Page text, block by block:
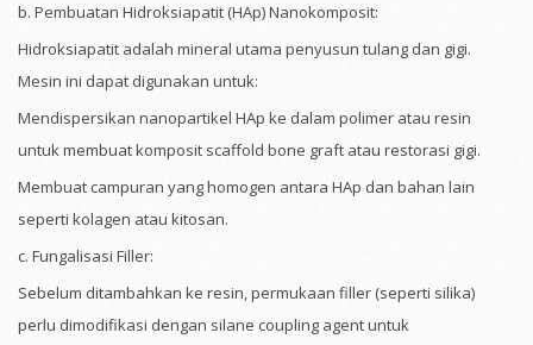
b. Pembuatan Hidroksiapatit (HAp) Nanokomposit:
Hidroksiapatit adalah mineral utama penyusun tulang dan gigi.
Mesin ini dapat digunakan untuk:
Mendispersikan nanopartikel HAp ke dalam polimer atau resin
untuk membuat komposit scaffold bone graft atau restorasi gigi.
Membuat campuran yang homogen antara HAp dan bahan lain
seperti kolagen atau kitosan.
c. Fungalisasi Filler:
Sebelum ditambahkan ke resin, permukaan filler (seperti silika)
perlu dimodifikasi dengan silane coupling agent untuk